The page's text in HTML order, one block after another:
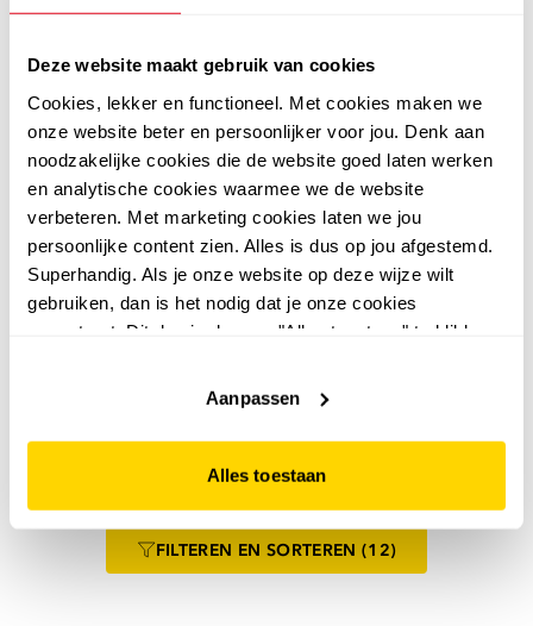
Deze website maakt gebruik van cookies
Cookies, lekker en functioneel. Met cookies maken we
onze website beter en persoonlijker voor jou. Denk aan
noodzakelijke cookies die de website goed laten werken
en analytische cookies waarmee we de website
verbeteren. Met marketing cookies laten we jou
persoonlijke content zien. Alles is dus op jou afgestemd.
Superhandig. Als je onze website op deze wijze wilt
gebruiken, dan is het nodig dat je onze cookies
accepteert. Dit doe je door op "Alles toestaan" te klikken.
website niet optimaal functioneert.
Aanpassen
Alles toestaan
5,0
sneakers met jute en
panterprint
900
4,5
espadrilles met strik
beige900
FILTEREN EN SORTEREN (12)